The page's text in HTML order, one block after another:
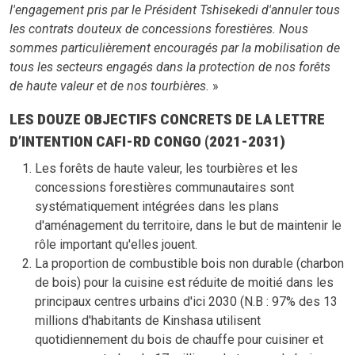
l'engagement pris par le Président Tshisekedi d'annuler tous
les contrats douteux de concessions forestières. Nous
sommes particulièrement encouragés par la mobilisation de
tous les secteurs engagés dans la protection de nos forêts
de haute valeur et de nos tourbières. »
LES DOUZE OBJECTIFS CONCRETS DE LA LETTRE
D’INTENTION CAFI-RD CONGO (2021-2031)
Les forêts de haute valeur, les tourbières et les
concessions forestières communautaires sont
systématiquement intégrées dans les plans
d'aménagement du territoire, dans le but de maintenir le
rôle important qu'elles jouent.
La proportion de combustible bois non durable (charbon
de bois) pour la cuisine est réduite de moitié dans les
principaux centres urbains d'ici 2030 (N.B : 97% des 13
millions d'habitants de Kinshasa utilisent
quotidiennement du bois de chauffe pour cuisiner et